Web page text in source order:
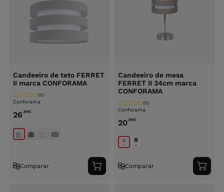
Candeeiro de teto FERRET
II marca CONFORAMA
Conforama
(0)
26,99€
Comparar
Adicionar
ao
Candeeiro de mesa
FERRET II 34cm marca
CONFORAMA
Conforama
(0)
20,99€
Comparar
ao